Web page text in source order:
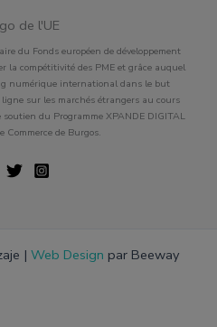
du Fonds européen de développement
la compétitivité des PME et grâce auquel
numérique international dans le but
sur les marchés étrangers au cours
du Programme XPANDE DIGITAL
Commerce de Burgos.
| Web Design par Beeway